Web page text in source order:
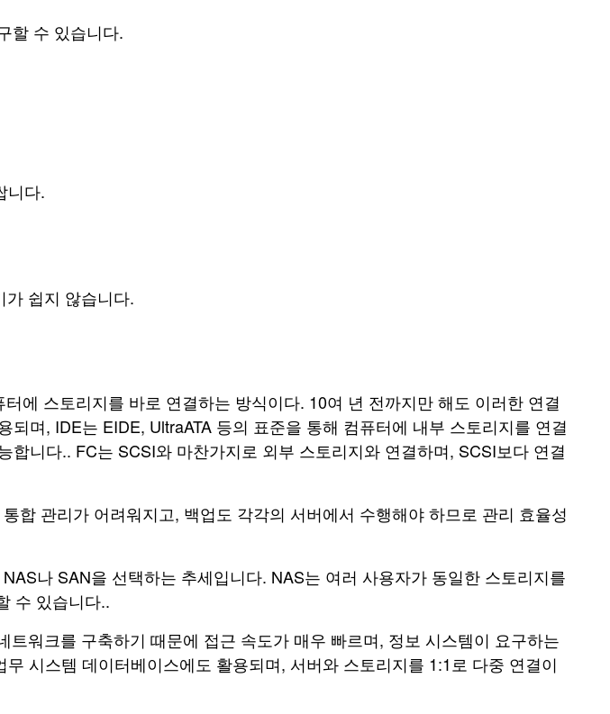
할 수 있습니다.
니다.
쉽지 않습니다.
에 스토리지를 바로 연결하는 방식이다. 10여 년 전까지만 해도 이러한 연결
며, IDE는 EIDE, UltraATA 등의 표준을 통해 컴퓨터에 내부 스토리지를 연결
니다.. FC는 SCSI와 마찬가지로 외부 스토리지와 연결하며, SCSI보다 연결
합 관리가 어려워지고, 백업도 각각의 서버에서 수행해야 하므로 관리 효율성
나 SAN을 선택하는 추세입니다. NAS는 여러 사용자가 동일한 스토리지를
수 있습니다..
워크를 구축하기 때문에 접근 속도가 매우 빠르며, 정보 시스템이 요구하는
시스템 데이터베이스에도 활용되며, 서버와 스토리지를 1:1로 다중 연결이